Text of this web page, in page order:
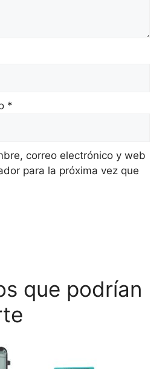
*
correo electrónico y web
para la próxima vez que
que podrían